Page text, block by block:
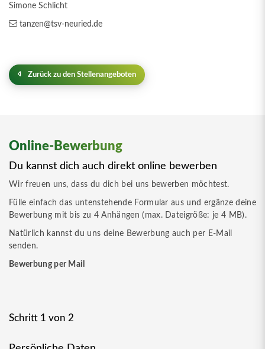
Simone Schlicht
tanzen@tsv-neuried.de
Zurück zu den Stellenangeboten
Online-Bewerbung
Du kannst dich auch direkt online bewerben
Wir freuen uns, dass du dich bei uns bewerben möchtest.
Fülle einfach das untenstehende Formular aus und ergänze deine
Bewerbung mit bis zu 4 Anhängen (max. Dateigröße: je 4 MB).
Natürlich kannst du uns deine Bewerbung auch per E-Mail
senden.
Bewerbung per Mail
Schritt 1 von 2